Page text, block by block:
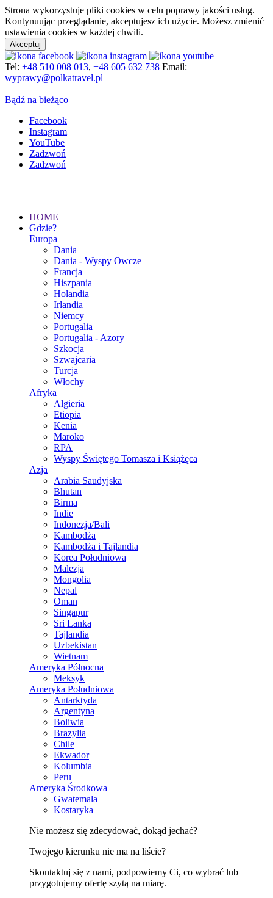
Strona wykorzystuje pliki cookies w celu poprawy jakości usług.
Kontynuując przeglądanie, akceptujesz ich użycie. Możesz zmienić
ustawienia cookies w każdej chwili.
Akceptuj
Tel: +48 510 008 013, +48 605 632 738 Email:
wyprawy@polkatravel.pl
Bądź na bieżąco
Facebook
Instagram
YouTube
Zadzwoń
Zadzwoń
HOME
Gdzie?
Europa
Dania
Dania - Wyspy Owcze
Francja
Hiszpania
Holandia
Irlandia
Niemcy
Portugalia
Portugalia - Azory
Szkocja
Szwajcaria
Turcja
Włochy
Afryka
Algieria
Etiopia
Kenia
Maroko
RPA
Wyspy Świętego Tomasza i Książęca
Azja
Arabia Saudyjska
Bhutan
Birma
Indie
Indonezja/Bali
Kambodża
Kambodża i Tajlandia
Korea Południowa
Malezja
Mongolia
Nepal
Oman
Singapur
Sri Lanka
Tajlandia
Uzbekistan
Wietnam
Ameryka Północna
Meksyk
Ameryka Południowa
Antarktyda
Argentyna
Boliwia
Brazylia
Chile
Ekwador
Kolumbia
Peru
Ameryka Środkowa
Gwatemala
Kostaryka
Nie możesz się zdecydować, dokąd jechać?
Twojego kierunku nie ma na liście?
Skontaktuj się z nami, podpowiemy Ci, co wybrać lub
przygotujemy ofertę szytą na miarę.